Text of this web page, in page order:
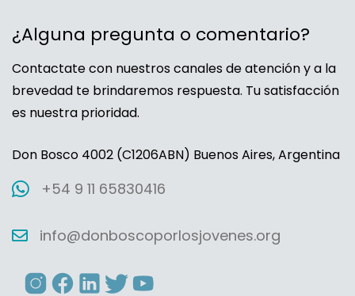
¿Alguna pregunta o comentario?
Contactate con nuestros canales de atención y a la
brevedad te brindaremos respuesta. Tu satisfacción
es nuestra prioridad.
Don Bosco 4002 (C1206ABN) Buenos Aires, Argentina
+54 9 11 65830416
info@donboscoporlosjovenes.org